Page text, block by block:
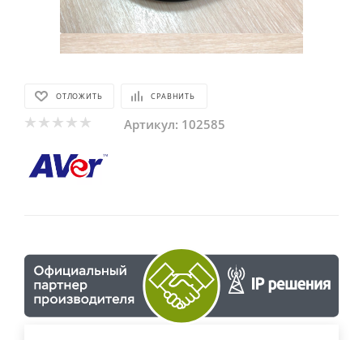
ОТЛОЖИТЬ СРАВНИТЬ
Артикул: 102585